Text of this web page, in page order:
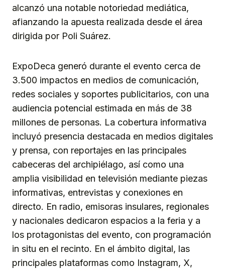
alcanzó una notable notoriedad mediática,
afianzando la apuesta realizada desde el área
dirigida por Poli Suárez.
ExpoDeca generó durante el evento cerca de
3.500 impactos en medios de comunicación,
redes sociales y soportes publicitarios, con una
audiencia potencial estimada en más de 38
millones de personas. La cobertura informativa
incluyó presencia destacada en medios digitales
y prensa, con reportajes en las principales
cabeceras del archipiélago, así como una
amplia visibilidad en televisión mediante piezas
informativas, entrevistas y conexiones en
directo. En radio, emisoras insulares, regionales
y nacionales dedicaron espacios a la feria y a
los protagonistas del evento, con programación
in situ en el recinto. En el ámbito digital, las
principales plataformas como Instagram, X,